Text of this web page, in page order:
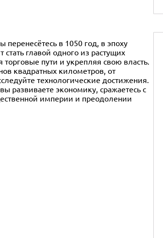
перенесётесь в 1050 год, в эпоху
главой одного из растущих
пути и укрепляя свою власть.
квадратных километров, от
технологические достижения.
развиваете экономику, сражаетесь с
империи и преодолении